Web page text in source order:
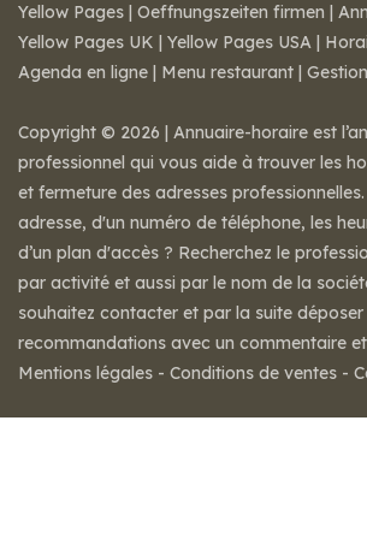
Yellow Pages | Oeffnungszeiten firmen |
Yellow Pages UK | Yellow Pages USA |
Agenda en ligne | Menu restaurant |
Copyright © 2026 | Annuaire-horaire est
professionnel qui vous aide à trouver les
et fermeture des adresses
adresse, d'un numéro de téléphone, les
d’un plan d'accès ? Recherchez le
par activité et aussi par le nom de la
souhaitez contacter et par la suite
recommandations avec un commentaire
Mentions légales - Conditions de ventes -